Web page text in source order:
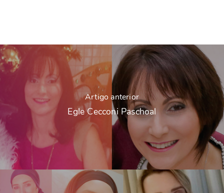
Artigo anterior
Egle Cecconi Paschoal